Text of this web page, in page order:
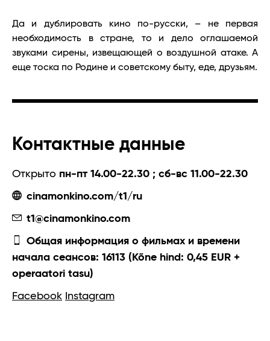
Да и дублировать кино по-русски, – не первая
необходимость в стране, то и дело оглашаемой
звуками сирены, извещающей о воздушной атаке. А
еще тоска по Родине и советскому быту, еде, друзьям.
Контактные данные
Открыто пн-пт 14.00-22.30 ; сб-вс 11.00-22.30
cinamonkino.com/t1/ru
t1@cinamonkino.com
Общая информация о фильмах и времени
начала сеансов: 16113 (Kõne hind: 0,45 EUR +
operaatori tasu)
Facebook Instagram